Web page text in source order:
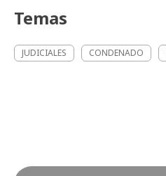
Temas
JUDICIALES CONDENADO